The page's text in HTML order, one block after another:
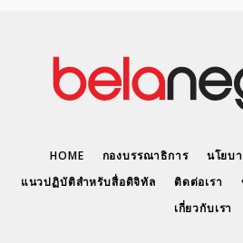
HOME กองบรรณาธิการ
นโยบ
แนวปฏิบัติสำหรับสื่อดิจิทัล
ติดต่อเรา
เกี่ยวกับเรา